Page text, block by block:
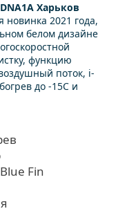
Харьков
2021 года,
белом дизайне
функцию
поток, i-
до -15С и
Fin